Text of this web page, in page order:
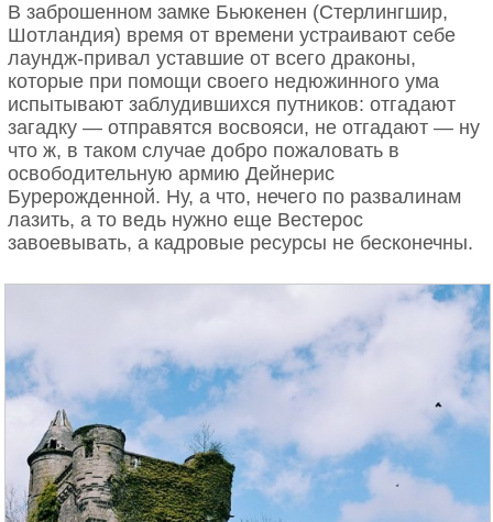
В заброшенном замке Бьюкенен (Стерлингшир,
Шотландия) время от времени устраивают себе
лаундж-привал уставшие от всего драконы,
которые при помощи своего недюжинного ума
испытывают заблудившихся путников: отгадают
загадку — отправятся восвояси, не отгадают — ну
что ж, в таком случае добро пожаловать в
освободительную армию Дейнерис
Бурерожденной. Ну, а что, нечего по развалинам
лазить, а то ведь нужно еще Вестерос
завоевывать, а кадровые ресурсы не бесконечны.